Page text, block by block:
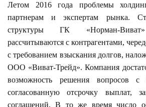
Летом 2016 года проблемы
партнерам и экспертам рынка.
структуры ГК «Норман-Виват»
рассчитываются с контрагентами,
с требованием взыскания долгов,
ООО «Виват-Трейд». Компания
возможность решения вопросов с
согласованную отсрочку выплат,
соглашений. В то же время число